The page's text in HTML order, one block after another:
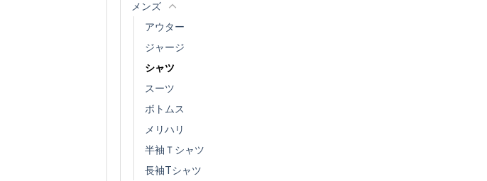
メンズ
アウター
ジャージ
シャツ
スーツ
ボトムス
メリハリ
半袖Ｔシャツ
長袖Tシャツ